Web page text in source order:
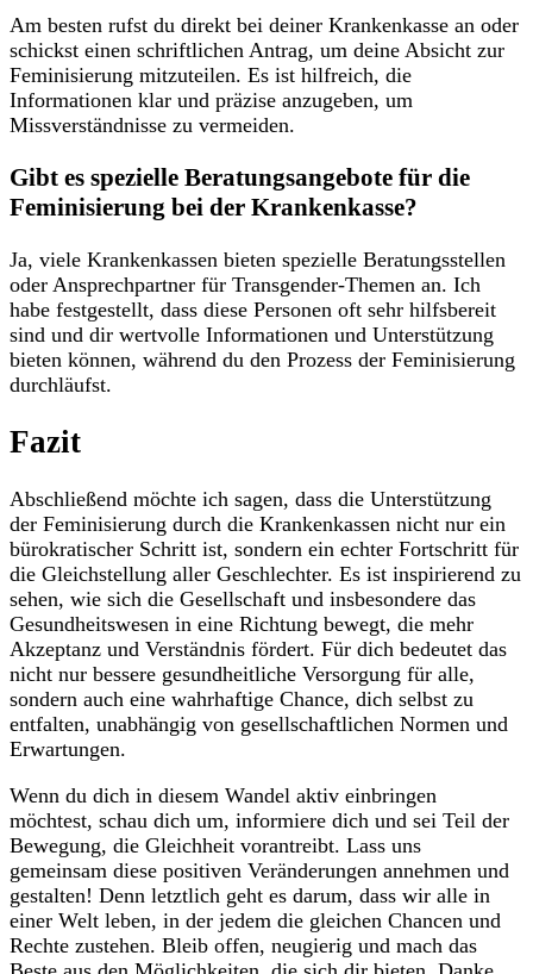
Am besten rufst ⁤du​ direkt⁣ bei deiner Krankenkasse an ⁢oder
schickst einen⁤ schriftlichen Antrag, um deine Absicht zur
⁣Feminisierung⁤ mitzuteilen. Es ist ‌hilfreich, die
Informationen ‌klar und präzise ‌anzugeben, um
Missverständnisse ⁤zu vermeiden.
Gibt es spezielle Beratungsangebote für die
Feminisierung bei der ​Krankenkasse?
Ja, viele Krankenkassen bieten spezielle Beratungsstellen
oder Ansprechpartner für Transgender-Themen an. Ich
habe festgestellt, dass diese Personen oft sehr hilfsbereit
sind und dir wertvolle Informationen und Unterstützung
bieten können, während du den ⁣Prozess der Feminisierung
durchläufst.
Fazit
Abschließend ‍möchte ‍ich⁣ sagen,‍ dass ​die Unterstützung
der Feminisierung durch die Krankenkassen ​nicht nur ein
bürokratischer ‍Schritt⁢ ist, ‌sondern ein echter‍ Fortschritt für
⁣die Gleichstellung aller Geschlechter. Es⁣ ist inspirierend zu
sehen, ⁢wie sich die Gesellschaft ​und insbesondere das
Gesundheitswesen in eine Richtung bewegt, die ‌mehr
Akzeptanz und Verständnis fördert.⁤ Für ‌dich bedeutet das
nicht nur bessere ⁣gesundheitliche Versorgung für ⁣alle,
sondern ⁤auch ⁤eine wahrhaftige‌ Chance, dich selbst zu⁢
entfalten, unabhängig von gesellschaftlichen​ Normen und
Erwartungen.
Wenn du dich in diesem ‍Wandel aktiv ​einbringen‌
möchtest, ⁤schau dich ​um, informiere dich und sei⁢ Teil ⁣der
Bewegung, die Gleichheit ⁤vorantreibt. Lass ⁤uns⁣
gemeinsam diese positiven Veränderungen⁢ annehmen und
gestalten! Denn‌ letztlich geht⁢ es darum, dass ⁢wir alle in
einer Welt⁤ leben, in der jedem die gleichen ‍Chancen und​
Rechte zustehen. Bleib ‌offen, neugierig und mach ‌das⁤